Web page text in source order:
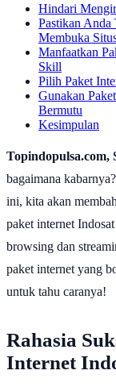
Hindari
Pastikan Anda
Membuka
Manfaatkan
Skill
Pilih Paket
Gunakan
Bermutu
Kesimpulan
Topindopulsa.com,
bagaimana
ini, kita akan
paket internet
browsing dan
paket internet yang
untuk tahu caranya!
Rahasia
Internet